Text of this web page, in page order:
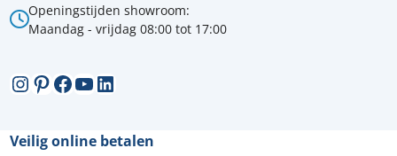
Openingstijden showroom:
Maandag - vrijdag 08:00 tot 17:00
Instagram
Pinterest
Facebook
YouTube
LinkedIn
Veilig online betalen